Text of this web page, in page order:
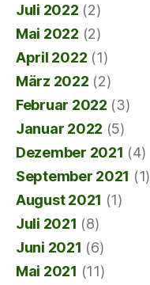
Juli 2022 (2)
Mai 2022 (2)
April 2022 (1)
März 2022 (2)
Februar 2022 (3)
Januar 2022 (5)
Dezember 2021 (4)
September 2021 (1)
August 2021 (1)
Juli 2021 (8)
Juni 2021 (6)
Mai 2021 (11)